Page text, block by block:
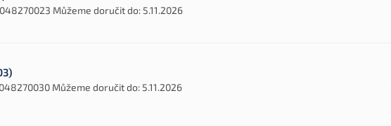
Můžeme doručit do: 5.11.2026
Můžeme doručit do:5.11.2026